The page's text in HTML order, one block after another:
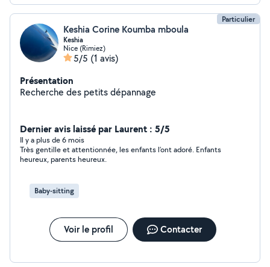
Particulier
Keshia Corine Koumba mboula
Keshia
Nice (Rimiez)
5/5 (1 avis)
Présentation
Recherche des petits dépannage
Dernier avis laissé par Laurent : 5/5
Il y a plus de 6 mois
Très gentille et attentionnée, les enfants l’ont adoré. Enfants
heureux, parents heureux.
Baby-sitting
Voir le profil Contacter